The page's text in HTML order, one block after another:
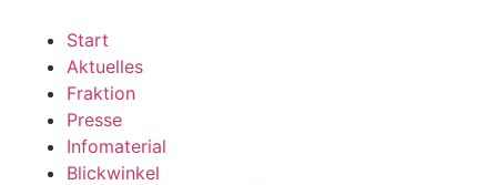
wechseln
Start
Aktuelles
Fraktion
Presse
Infomaterial
Blickwinkel